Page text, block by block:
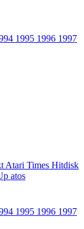
1995 1996 1997
Atari Times Hitdisk
atos
1995 1996 1997